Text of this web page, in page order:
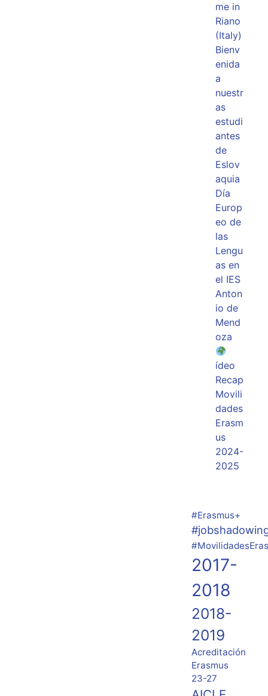
me in
Riano
(Italy)
Bienv
enida
a
nuestr
as
estudi
antes
de
Eslov
aquia
Día
Europ
eo de
las
Lengu
as en
el IES
Anton
io de
Mend
oza
ídeo
Recap
Movili
dades
Erasm
us
2024-
2025
#Erasmus+
2017-
2018
2018-
2019
Acreditación
Erasmus
23-27